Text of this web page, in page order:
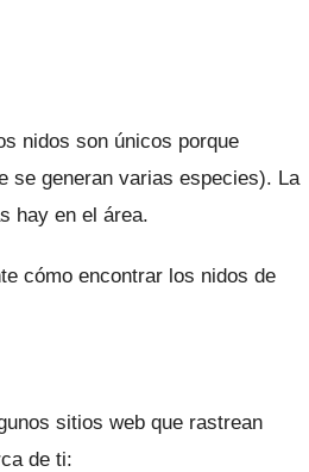
nidos son únicos porque
se generan varias especies). La
hay en el área.
cómo encontrar los nidos de
sitios web que rastrean
de ti: